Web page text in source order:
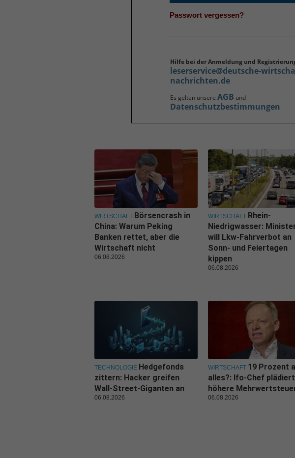
Passwort vergessen?
Hilfe bei der Anmeldung und
leserservice@deutsche-
nachrichten.de
Es gelten unsere AGB und
Datenschutzbestimmungen
WIRTSCHAFT Börsencrash in
China: Warum Peking
Banken rettet, aber die
Wirtschaft nicht
06.08.2026
WIRTSCHAFT Rhein-
Niedrigwasser:
will Lkw-Fahrverbot an
Sonn- und Feiertagen
kippen
06.08.2026
TECHNOLOGIE Hedgefonds
zittern: Hacker greifen
Wall-Street-Giganten an
06.08.2026
WIRTSCHAFT 19 Prozent
alles?: Ifo-Chef
höhere
06.08.2026